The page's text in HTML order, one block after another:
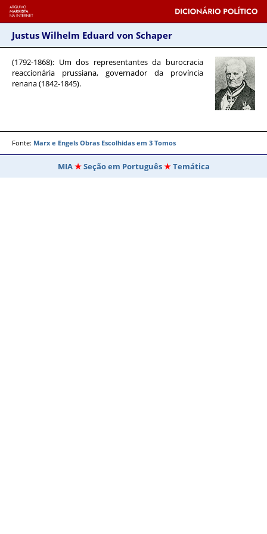
Justus Wilhelm Eduard von Schaper
(1792-1868): Um dos representantes da burocracia
reaccionária prussiana, governador da província
renana (1842-1845).
Fonte: Marx e Engels Obras Escolhidas em 3 Tomos
MIA Seção em Português Temática